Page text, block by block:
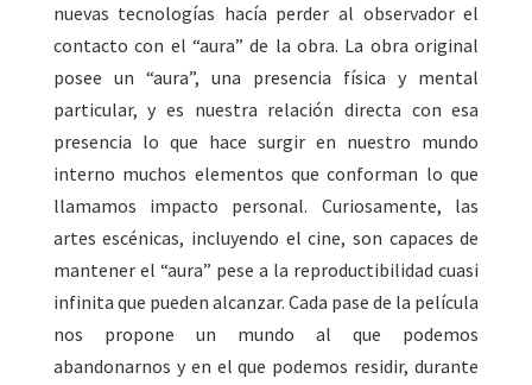
nuevas tecnologías hacía perder al observador el
contacto con el “aura” de la obra. La obra original
posee un “aura”, una presencia física y mental
particular, y es nuestra relación directa con esa
presencia lo que hace surgir en nuestro mundo
interno muchos elementos que conforman lo que
llamamos impacto personal. Curiosamente, las
artes escénicas, incluyendo el cine, son capaces de
mantener el “aura” pese a la reproductibilidad cuasi
infinita que pueden alcanzar. Cada pase de la película
nos propone un mundo al que podemos
abandonarnos y en el que podemos residir, durante